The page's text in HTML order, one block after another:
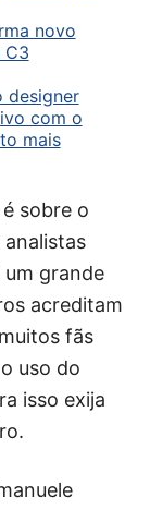
novo
C3
designer
com o
mais
sobre o
grande
acreditam
fãs
uso do
isso exija